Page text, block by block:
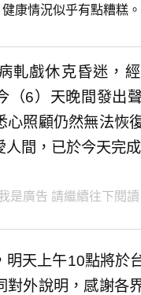
康情況似乎有點糟糕
軋戲休克昏迷，
（6）天晚間發出
心照顧仍然無法恢
間，已於今天完成
是廣告 請繼續往下閱讀
明天上午10點將於
對外說明，感謝各